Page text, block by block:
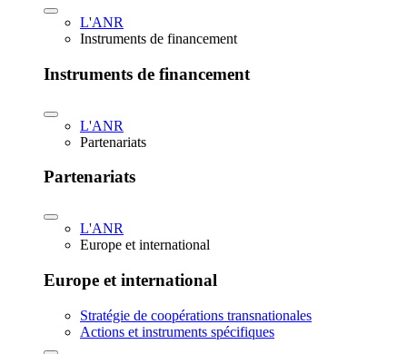
L'ANR
Instruments de financement
Instruments de financement
L'ANR
Partenariats
Partenariats
L'ANR
Europe et international
Europe et international
Stratégie de coopérations transnationales
Actions et instruments spécifiques